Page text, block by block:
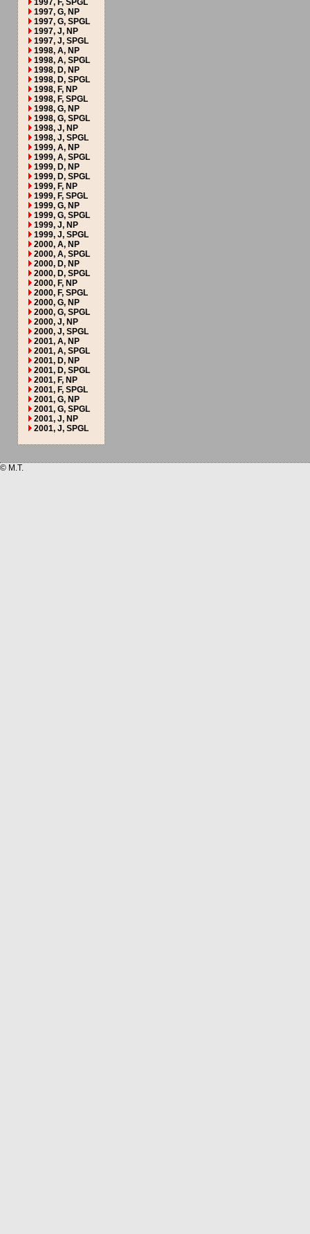
1997, F, SPGL
1997, G, NP
1997, G, SPGL
1997, J, NP
1997, J, SPGL
1998, A, NP
1998, A, SPGL
1998, D, NP
1998, D, SPGL
1998, F, NP
1998, F, SPGL
1998, G, NP
1998, G, SPGL
1998, J, NP
1998, J, SPGL
1999, A, NP
1999, A, SPGL
1999, D, NP
1999, D, SPGL
1999, F, NP
1999, F, SPGL
1999, G, NP
1999, G, SPGL
1999, J, NP
1999, J, SPGL
2000, A, NP
2000, A, SPGL
2000, D, NP
2000, D, SPGL
2000, F, NP
2000, F, SPGL
2000, G, NP
2000, G, SPGL
2000, J, NP
2000, J, SPGL
2001, A, NP
2001, A, SPGL
2001, D, NP
2001, D, SPGL
2001, F, NP
2001, F, SPGL
2001, G, NP
2001, G, SPGL
2001, J, NP
2001, J, SPGL
© M.T.